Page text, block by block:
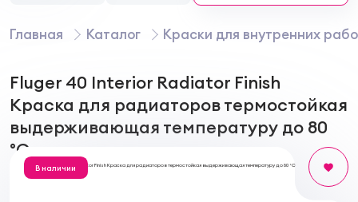
Главная Каталог Краски для внутренних
Fluger 40 Interior Radiator Finish
Краска для радиаторов термостойкая
выдерживающая температуру до 80
°C
В наличии